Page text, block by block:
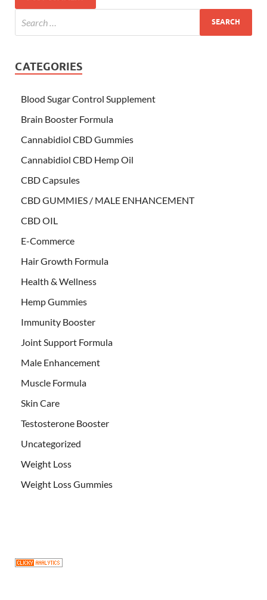
CATEGORIES
Blood Sugar Control Supplement
Brain Booster Formula
Cannabidiol CBD Gummies
Cannabidiol CBD Hemp Oil
CBD Capsules
CBD GUMMIES / MALE ENHANCEMENT
CBD OIL
E-Commerce
Hair Growth Formula
Health & Wellness
Hemp Gummies
Immunity Booster
Joint Support Formula
Male Enhancement
Muscle Formula
Skin Care
Testosterone Booster
Uncategorized
Weight Loss
Weight Loss Gummies